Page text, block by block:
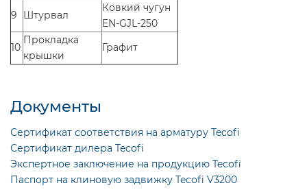
9
Штурвал
Ковкий чугун
EN-GJL-250
10
Прокладка
крышки
Графит
Документы
Сертификат соответствия на арматуру Tecofi
Сертификат дилера Tecofi
Экспертное заключение на продукцию Tecofi
Паспорт на клиновую задвижку Tecofi V3200